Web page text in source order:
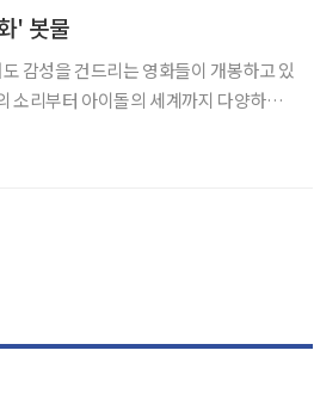
' 봇물
감성을 건드리는 영화들이 개봉하고 있
소리부터 아이돌의 세계까지 다양하게